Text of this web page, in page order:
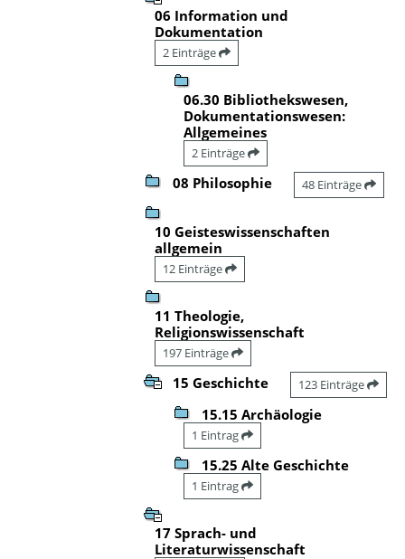
06 Information und
Dokumentation
2 Einträge
06.30 Bibliothekswesen,
Dokumentationswesen:
Allgemeines
2 Einträge
08 Philosophie 48 Einträge
10 Geisteswissenschaften
allgemein
12 Einträge
11 Theologie,
Religionswissenschaft
197 Einträge
15 Geschichte 123 Einträge
15.15 Archäologie
1 Eintrag
15.25 Alte Geschichte
1 Eintrag
17 Sprach- und
Literaturwissenschaft